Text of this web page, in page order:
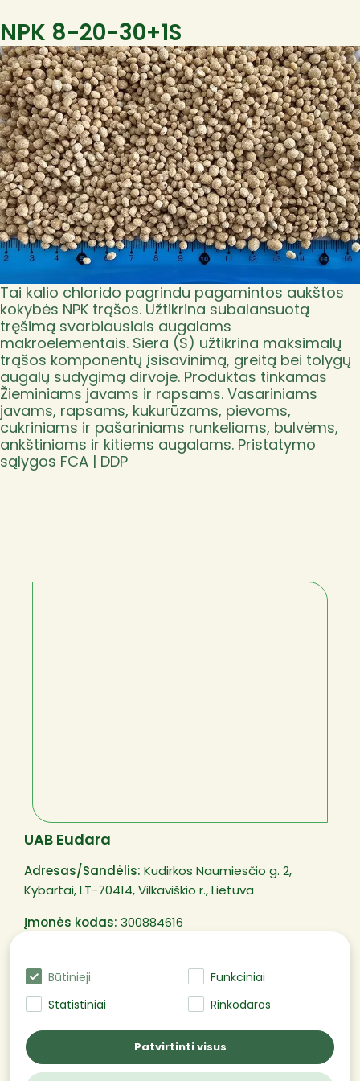
NPK 8-20-30+1S
Tai kalio chlorido pagrindu pagamintos aukštos
kokybės NPK trąšos. Užtikrina subalansuotą
tręšimą svarbiausiais augalams
makroelementais. Siera (S) užtikrina maksimalų
trąšos komponentų įsisavinimą, greitą bei tolygų
augalų sudygimą dirvoje. Produktas tinkamas
Žieminiams javams ir rapsams. Vasariniams
javams, rapsams, kukurūzams, pievoms,
cukriniams ir pašariniams runkeliams, bulvėms,
ankštiniams ir kitiems augalams. Pristatymo
sąlygos FCA | DDP
UAB Eudara
Adresas/Sandėlis: Kudirkos Naumiesčio g. 2,
Kybartai, LT-70414, Vilkaviškio r., Lietuva
Įmonės kodas: 300884616
@EUDARA Visos teisės saugomos
2026
Būtinieji
Funkciniai
Statistiniai
Rinkodaros
Patvirtinti visus